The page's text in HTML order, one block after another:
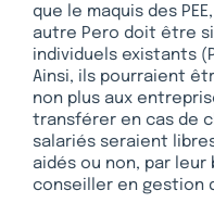
que le maquis des
autre Pero doit être
individuels existants
Ainsi, ils pourraient
non plus aux
transférer en cas de
salariés seraient
aidés ou non, par leur
conseiller en gestion